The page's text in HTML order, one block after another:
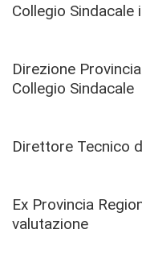
Collegio
Direzione
Collegio Sindacale
Direttore Tecnico
Ex Provincia
valutazione